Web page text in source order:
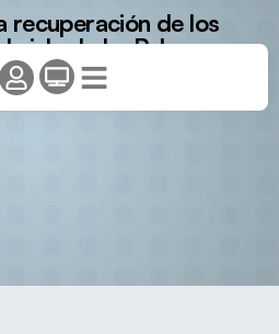
recuperación de los
isla de La Palma